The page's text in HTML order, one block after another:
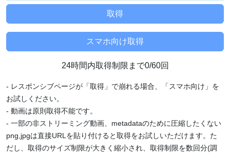
24時間内取得制限まで0/60回
- レスポンシブページが「取得」で崩れる場合、「スマホ向け」を
お試しください。
- 動画は原則取得不能です。
- 一部の非ストリーミング動画、metadataのために圧縮したくない
png,jpgは直接URLを貼り付けると取得をお試しいただけます。た
だし、取得のサイズ制限が大きく縮小され、取得制限を数回分(調